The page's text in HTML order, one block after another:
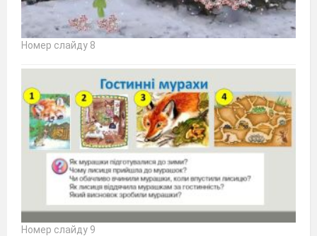
Номер слайду 8
Номер слайду 9